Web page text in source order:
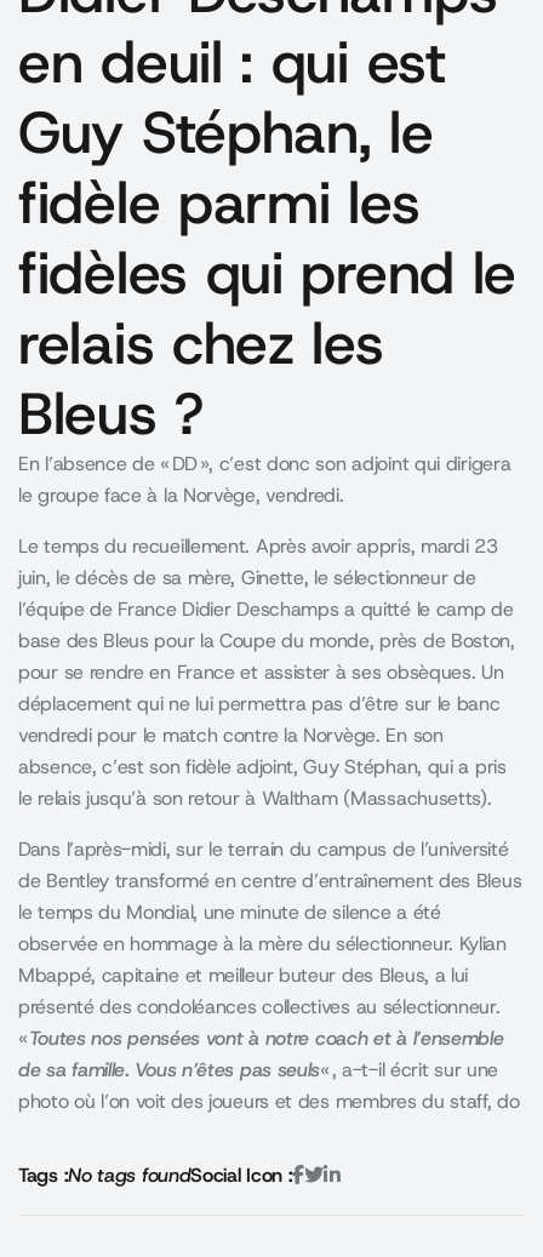
en deuil : qui est
Guy Stéphan, le
fidèle parmi les
fidèles qui prend le
relais chez les
Bleus ?
En l’absence de « DD », c’est donc son adjoint qui dirigera
le groupe face à la Norvège, vendredi.
Le temps du recueillement. Après avoir appris, mardi 23
juin, le décès de sa mère, Ginette, le sélectionneur de
l’équipe de France Didier Deschamps a quitté le camp de
base des Bleus pour la Coupe du monde, près de Boston,
pour se rendre en France et assister à ses obsèques. Un
déplacement qui ne lui permettra pas d’être sur le banc
vendredi pour le match contre la Norvège. En son
absence, c’est son fidèle adjoint, Guy Stéphan, qui a pris
le relais jusqu’à son retour à Waltham (Massachusetts).
Dans l’après-midi, sur le terrain du campus de l’université
de Bentley transformé en centre d’entraînement des Bleus
le temps du Mondial, une minute de silence a été
observée en hommage à la mère du sélectionneur. Kylian
Mbappé, capitaine et meilleur buteur des Bleus, a lui
présenté des condoléances collectives au sélectionneur.
«Toutes nos pensées vont à notre coach et à l’ensemble
de sa famille. Vous n’êtes pas seuls« , a-t-il écrit sur une
photo où l’on voit des joueurs et des membres du staff, do
Tags :No tags foundSocial Icon :